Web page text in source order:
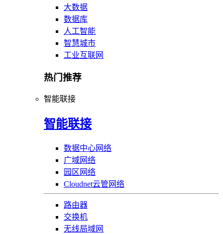
大数据
数据库
人工智能
智慧城市
工业互联网
热门推荐
智能联接
智能联接
数据中心网络
广域网络
园区网络
Cloudnet云管网络
路由器
交换机
无线局域网